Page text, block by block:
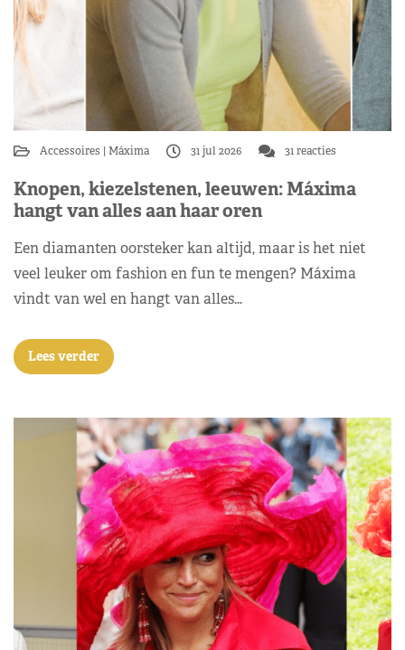
Accessoires Máxima 31 jul 2026 31 reacties
Knopen, kiezelstenen, leeuwen: Máxima
hangt van alles aan haar oren
Een diamanten oorsteker kan altijd, maar is het niet
veel leuker om fashion en fun te mengen? Máxima
vindt van wel en hangt van alles…
Lees verder